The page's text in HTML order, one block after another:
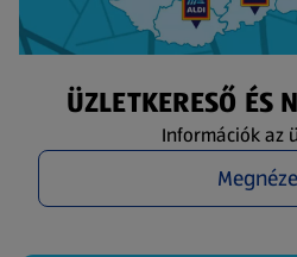
ÜZLETKERESŐ ÉS
Információk az